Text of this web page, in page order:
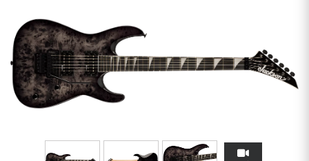
Synthés & Sampleurs
Home Studio
Casques